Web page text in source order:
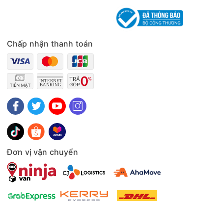
Nhìn chung, tủ đông Aqua 365 lít AQF-C5702S mang đến
cho bạn sự đa năng khi được trang bị 1 ngăn đông và 1 ngăn
mát để có thể đáp ứng nhiều nhu cầu bảo quản thực phẩm
khác nhau. Trang bị công nghệ làm lạnh 3D, luồng lạnh 5
chiều giúp cấp đông nhanh và sâu hơn giúp bảo quản thực
phẩm được tươi ngon lâu hơn.
Thông số kỹ thuật Tủ đông Aqua 365 lít AQF-C5702S
Chấp nhận thanh toán
Đơn vị vận chuyển